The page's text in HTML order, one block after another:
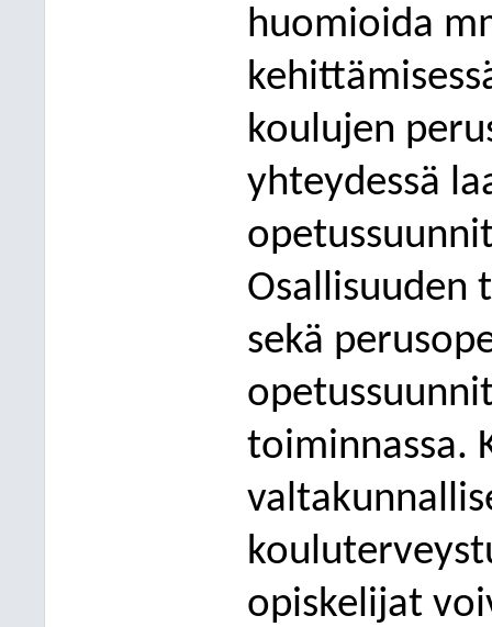
huomioida
koulujen
yhteydessä
Osallisuuden
sekä
toiminnassa.
opiskelijat